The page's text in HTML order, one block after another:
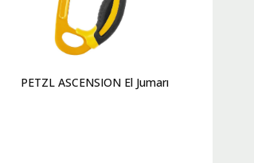
PETZL ASCENSION El Jumarı